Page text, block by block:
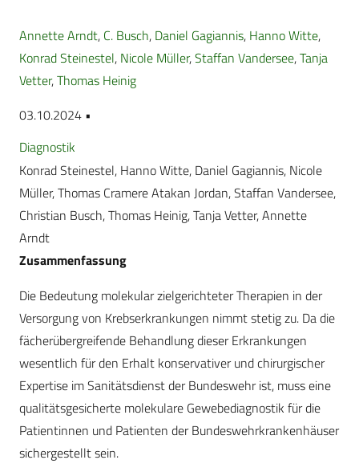
Annette Arndt, C. Busch, Daniel Gagiannis, Hanno Witte,
Konrad Steinestel, Nicole Müller,Staffan Vandersee,Tanja
Vetter,Thomas Heinig
03.10.2024 •
Diagnostik
Konrad Steinestel, Hanno Witte, Daniel Gagiannis, Nicole
Müller, Thomas Cramere Atakan Jordan, Staffan Vandersee,
Christian Busch, Thomas Heinig, Tanja Vetter, Annette
Arndt
Zusammenfassung
Die Bedeutung molekular zielgerichteter Therapien in der
Versorgung von Krebserkrankungen nimmt stetig zu. Da die
fächerübergreifende Behandlung dieser Erkrankungen
wesentlich für den Erhalt konservativer und chirurgischer
Expertise im Sanitätsdienst der Bundeswehr ist, muss eine
qualitätsgesicherte molekulare Gewebediagnostik für die
Patientinnen und Patienten der Bundeswehrkrankenhäuser
sichergestellt sein.